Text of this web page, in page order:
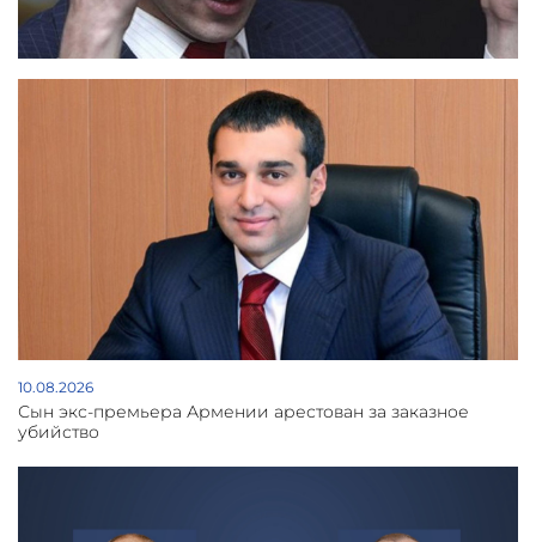
10.08.2026
Сын экс-премьера Армении арестован за заказное
убийство